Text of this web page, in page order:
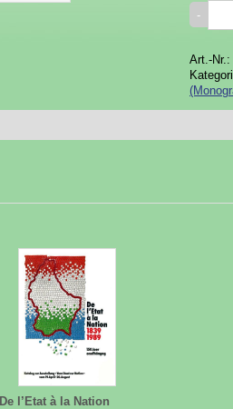
Art.-Nr.:
De l’Etat à la Nation